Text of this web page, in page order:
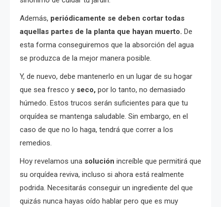
Además, periódicamente se deben cortar todas
aquellas partes de la planta que hayan muerto. De
esta forma conseguiremos que la absorción del agua
se produzca de la mejor manera posible.
Y, de nuevo, debe mantenerlo en un lugar de su hogar
que sea fresco y seco, por lo tanto, no demasiado
húmedo. Estos trucos serán suficientes para que tu
orquídea se mantenga saludable. Sin embargo, en el
caso de que no lo haga, tendrá que correr a los
remedios.
Hoy revelamos una solución increíble que permitirá que
su orquídea reviva, incluso si ahora está realmente
podrida. Necesitarás conseguir un ingrediente del que
quizás nunca hayas oído hablar pero que es muy